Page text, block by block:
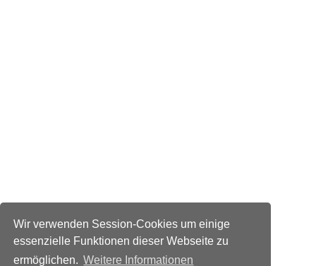
Wir verwenden Session-Cookies um einige
essenzielle Funktionen dieser Webseite zu
ermöglichen. Weitere Informationen